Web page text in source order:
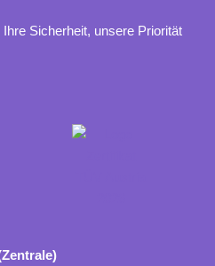
Sicherheit, unsere Priorität